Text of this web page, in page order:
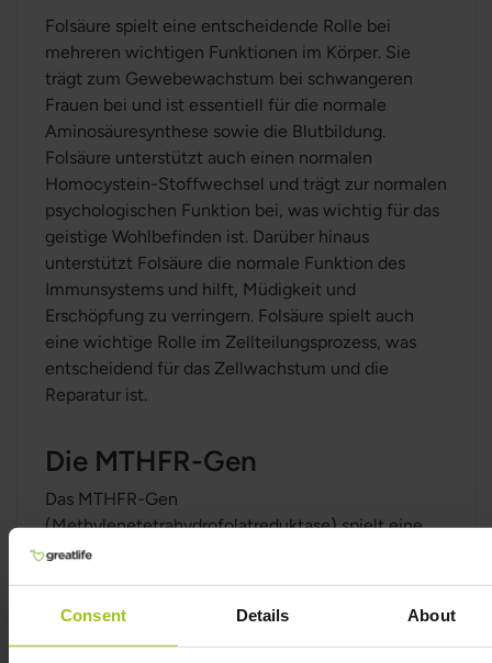
Consent Details About
Folsäure spielt eine entscheidende Rolle bei
mehreren wichtigen Funktionen im Körper. Sie
trägt zum Gewebewachstum bei schwangeren
Frauen bei und ist essentiell für die normale
Aminosäuresynthese sowie die Blutbildung.
Folsäure unterstützt auch einen normalen
Homocystein-Stoffwechsel und trägt zur normalen
psychologischen Funktion bei, was wichtig für das
geistige Wohlbefinden ist. Darüber hinaus
unterstützt Folsäure die normale Funktion des
Immunsystems und hilft, Müdigkeit und
Erschöpfung zu verringern. Folsäure spielt auch
eine wichtige Rolle im Zellteilungsprozess, was
entscheidend für das Zellwachstum und die
Reparatur ist.
Die MTHFR-Gen
Das MTHFR-Gen
(Methylenetetrahydrofolatreduktase) spielt eine
wichtige Rolle im Folsäurestoffwechsel des
von Folsäure (Vitamin B9) in eine aktive Form, die